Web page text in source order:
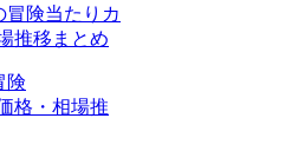
険
格・相場推